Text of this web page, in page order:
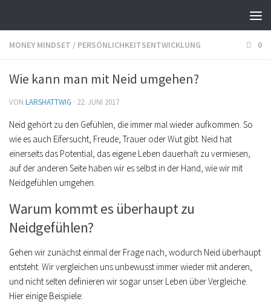
MONEY MINDSET / PERSÖNLICHKEITSENTWICKLUNG 0
Wie kann man mit Neid umgehen?
VON LARSHATTWIG · 22. JUNI 2017
Neid gehört zu den Gefühlen, die immer mal wieder aufkommen. So
wie es auch Eifersucht, Freude, Trauer oder Wut gibt. Neid hat
einerseits das Potential, das eigene Leben dauerhaft zu vermiesen,
auf der anderen Seite haben wir es selbst in der Hand, wie wir mit
Neidgefühlen umgehen.
Warum kommt es überhaupt zu
Neidgefühlen?
Gehen wir zunächst einmal der Frage nach, wodurch Neid überhaupt
entsteht. Wir vergleichen uns unbewusst immer wieder mit anderen,
und nicht selten definieren wir sogar unser Leben über Vergleiche.
Hier einige Beispiele: